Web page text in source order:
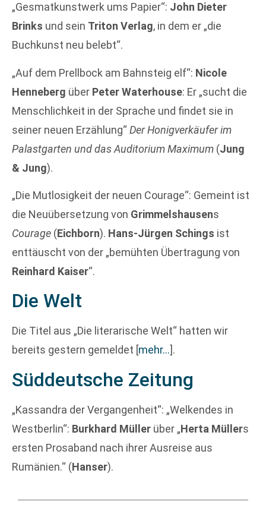
„Gesmatkunstwerk ums Papier“: John Dieter
Brinks und sein Triton Verlag, in dem er „die
Buchkunst neu belebt“.
„Auf dem Prellbock am Bahnsteig elf“: Nicole
Henneberg über Peter Waterhouse: Er „sucht die
Menschlichkeit in der Sprache und findet sie in
seiner neuen Erzählung“Der Honigverkäufer im
Palastgarten und das Auditorium Maximum (Jung
& Jung).
„Die Mutlosigkeit der neuen Courage“: Gemeint ist
die Neuübersetzung von Grimmelshausens
Courage (Eichborn). Hans-Jürgen Schings ist
enttäuscht von der „bemühten Übertragung von
Reinhard Kaiser“.
Die Welt
Die Titel aus „Die literarische Welt“ hatten wir
bereits gestern gemeldet [mehr…].
Süddeutsche Zeitung
„Kassandra der Vergangenheit“: „Welkendes in
Westberlin“: Burkhard Müller über „Herta Müllers
ersten Prosaband nach ihrer Ausreise aus
Rumänien.“ (Hanser).